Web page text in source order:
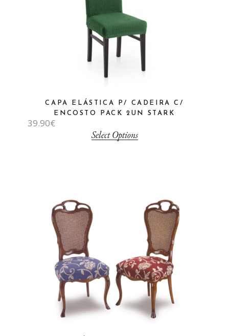
CAPA ELÁSTICA P/ CADEIRA C/
ENCOSTO PACK 2UN STARK
39.90€
Select Options